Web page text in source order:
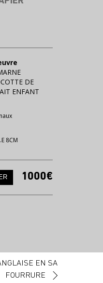
DE
ENFANT
8CM
1000€
articlesEN SA
FOURRURE